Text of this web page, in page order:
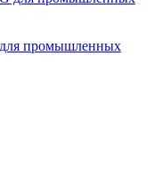
для промышленных